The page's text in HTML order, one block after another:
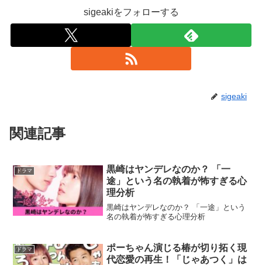
sigeakiをフォローする
sigeaki
関連記事
ドラマ
黒崎はヤンデレなのか？ 「一
途」という名の執着が怖すぎる心
理分析
黒崎はヤンデレなのか？ 「一途」という
名の執着が怖すぎる心理分析
ドラマ
ポーちゃん演じる椿が切り拓く現
代恋愛の再生！「じゃあつく」は